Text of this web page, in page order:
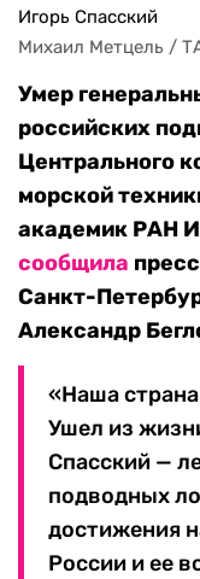
Игорь Спасский
Михаил Метцель /
Умер
российских
Центрального
морской
академик РАН
сообщила
Санкт-
Александр
«Наша
Ушел из
Спасский —
подводных
достижения
России и ее